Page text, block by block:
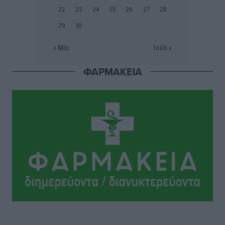
Συνελήφθη 37χρονη στη Ρόδο γιατί είχε αφήσει τα
Αθλητικά• πριν 7 ώρες
Σι Τζέι Χάρις: «Να πανηγυρίσουμε πολλές νίκες μαζί»
Αθλητικά • πριν 8 ώρες
Ροδήλιος: Ο απολογισμός από το Πανελλήνιο
Πρωτάθλημα Πίστας
22
23 24 25 26 27
28
29
30
« Μάι Ιούλ »
ΦΑΡΜΑΚΕΙΑ